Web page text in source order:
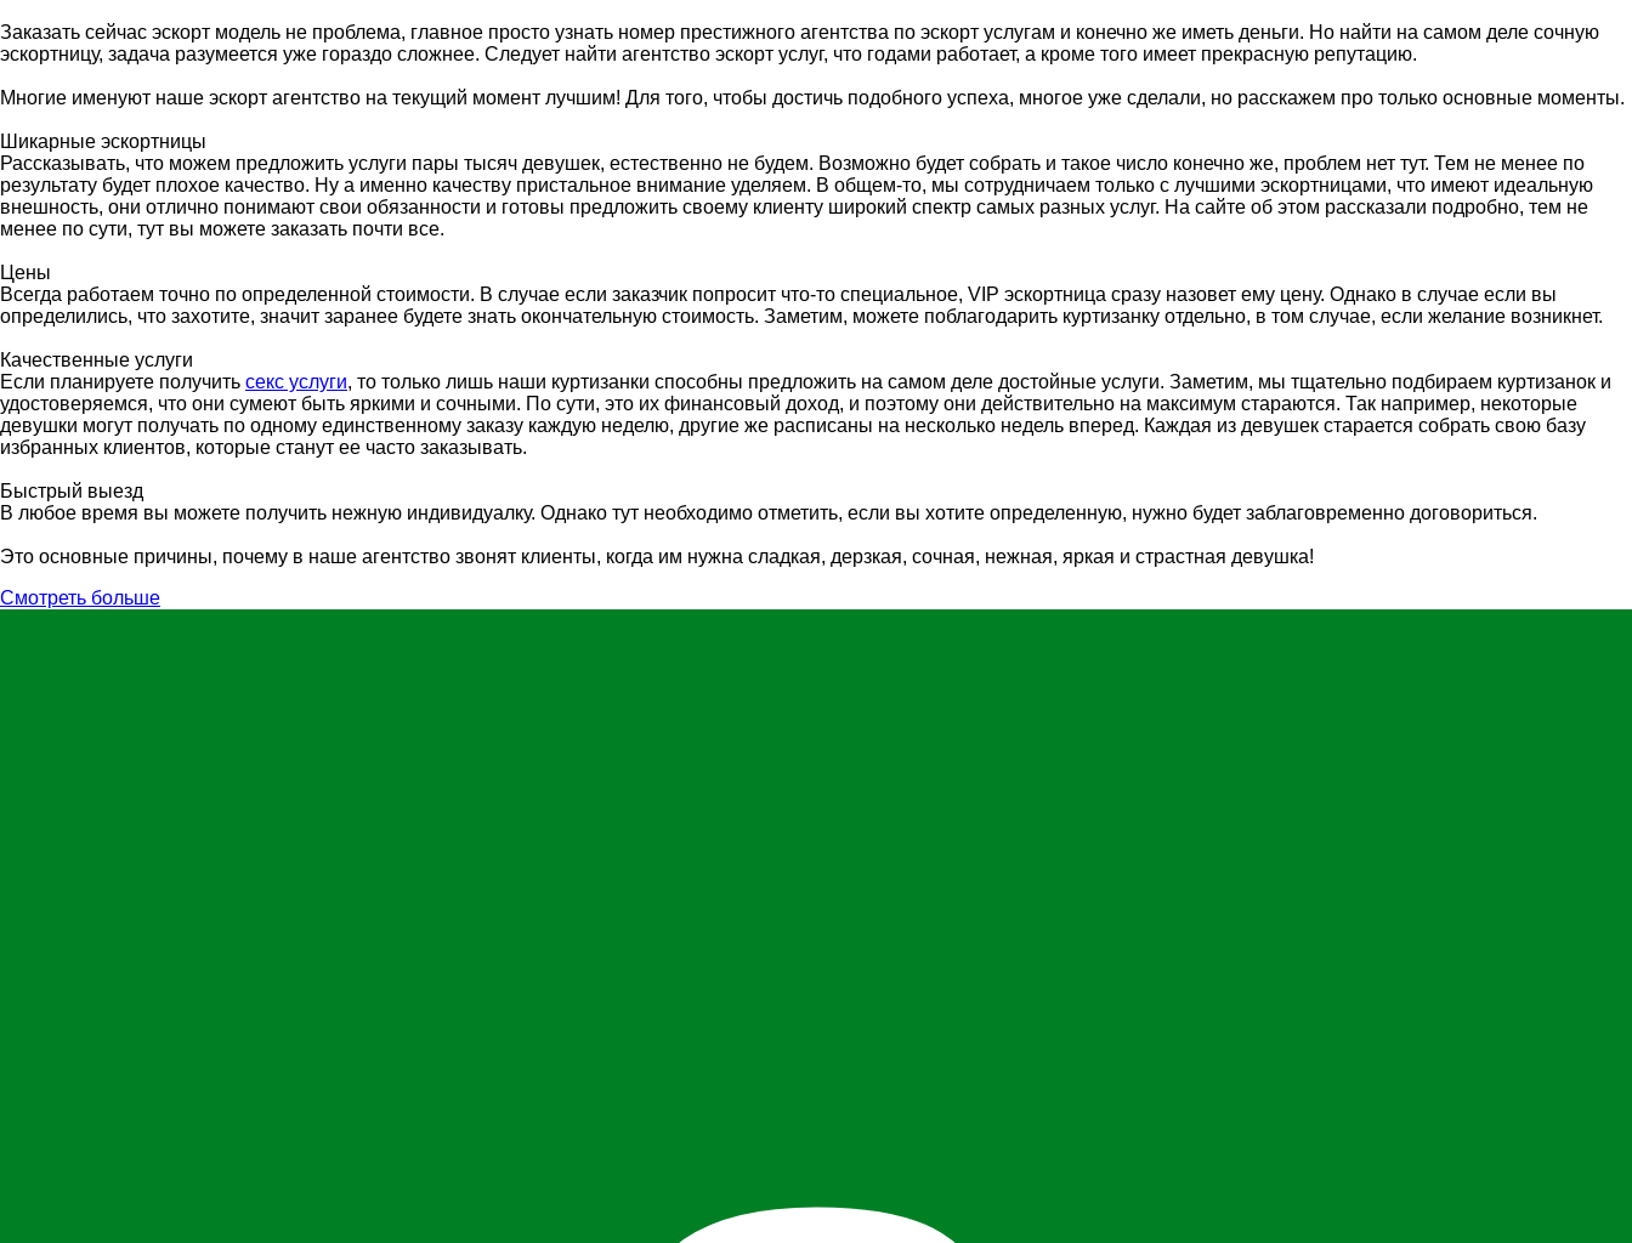
Заказать сейчас эскорт модель не проблема, главное просто узнать номер престижного агентства по эскорт услугам и конечно же иметь деньги. Но найти на самом деле сочную
эскортницу, задача разумеется уже гораздо сложнее. Следует найти агентство эскорт услуг, что годами работает, а кроме того имеет прекрасную репутацию.
Многие именуют наше эскорт агентство на текущий момент лучшим! Для того, чтобы достичь подобного успеха, многое уже сделали, но расскажем про только основные моменты.
Шикарные эскортницы
Рассказывать, что можем предложить услуги пары тысяч девушек, естественно не будем. Возможно будет собрать и такое число конечно же, проблем нет тут. Тем не менее по
результату будет плохое качество. Ну а именно качеству пристальное внимание уделяем. В общем-то, мы сотрудничаем только с лучшими эскортницами, что имеют идеальную
внешность, они отлично понимают свои обязанности и готовы предложить своему клиенту широкий спектр самых разных услуг. На сайте об этом рассказали подробно, тем не
менее по сути, тут вы можете заказать почти все.
Цены
Всегда работаем точно по определенной стоимости. В случае если заказчик попросит что-то специальное, VIP эскортница сразу назовет ему цену. Однако в случае если вы
определились, что захотите, значит заранее будете знать окончательную стоимость. Заметим, можете поблагодарить куртизанку отдельно, в том случае, если желание возникнет.
Качественные услуги
Если планируете получить секс услуги, то только лишь наши куртизанки способны предложить на самом деле достойные услуги. Заметим, мы тщательно подбираем куртизанок и
удостоверяемся, что они сумеют быть яркими и сочными. По сути, это их финансовый доход, и поэтому они действительно на максимум стараются. Так например, некоторые
девушки могут получать по одному единственному заказу каждую неделю, другие же расписаны на несколько недель вперед. Каждая из девушек старается собрать свою базу
избранных клиентов, которые станут ее часто заказывать.
Быстрый выезд
В любое время вы можете получить нежную индивидуалку. Однако тут необходимо отметить, если вы хотите определенную, нужно будет заблаговременно договориться.
Это основные причины, почему в наше агентство звонят клиенты, когда им нужна сладкая, дерзкая, сочная, нежная, яркая и страстная девушка!
Смотреть больше